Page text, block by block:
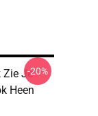
Zie Je
Heen
-20%